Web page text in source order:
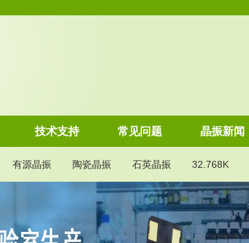
技术支持 常见问题 晶振新闻
有源晶振 陶瓷晶振 石英晶振 32.768K